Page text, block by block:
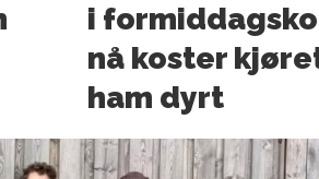
i
nå koster
ham dyrt